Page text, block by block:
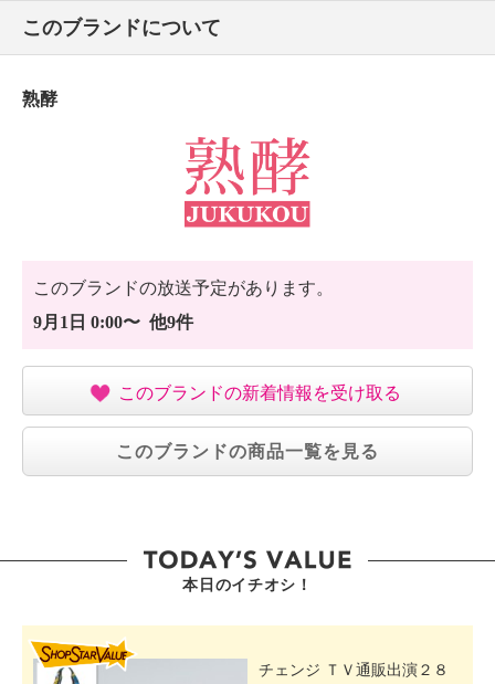
このブランドについて
熟酵
このブランドの放送予定があります。
9月1日 0:00〜 他9件
このブランドの新着情報を受け取る
このブランドの商品一覧を見る
本日のイチオシ！
チェンジ ＴＶ通販出演２８